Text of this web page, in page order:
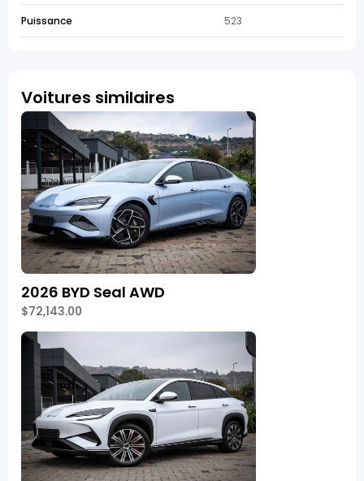
Puissance 523
Voitures similaires
2026 BYD Seal AWD
$72,143.00